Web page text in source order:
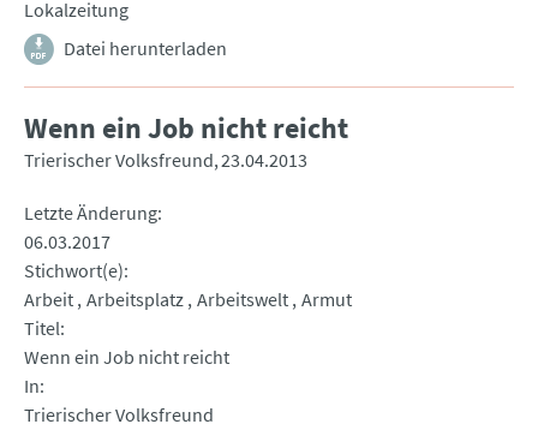
Lokalzeitung
Datei herunterladen
Wenn ein Job nicht reicht
Trierischer Volksfreund 23.04.2013
Letzte Änderung
06.03.2017
Stichwort(e)
Arbeit Arbeitsplatz Arbeitswelt Armut
Titel
Wenn ein Job nicht reicht
In
Trierischer Volksfreund